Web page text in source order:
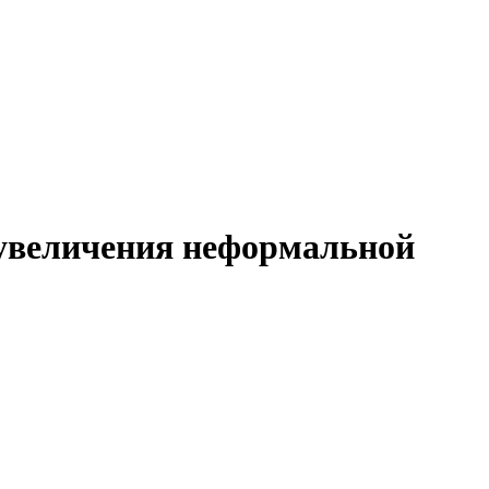
неформальной